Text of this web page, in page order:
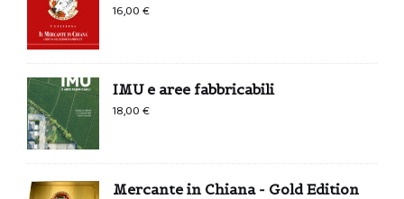
16,00€
IMU e aree fabbricabili
18,00€
Mercante in Chiana - Gold Edition